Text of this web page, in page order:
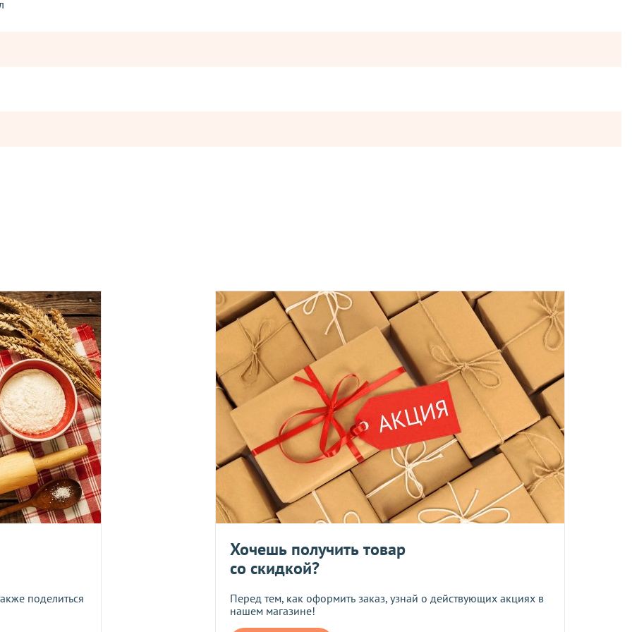
Я даю согласие на обработку моих персональных данных
оплаты.
один раз в неделю -
Оплата должна поступить до среды включительно.
с категории "ОПТ
", отправляются за счет клиента!
оператора и не распространяется на ассортимент прессованных дрожжей и товары по оптовым ценам.
скидок.
статус доставки Вашего заказа логистическим оператором, Вы получите на следующий день после отправки заказа.
в течение 14 дней. Пищевые продукты, пригодные к употреблению, возврату и обмену не подлежат.
поделиться
Хочешь получить товар
со скидкой?
Перед тем, как оформить заказ, узнай о действующих акциях в
нашем магазине!